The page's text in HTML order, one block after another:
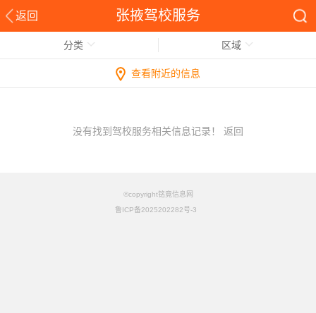
返回 张掖驾校服务
分类 区域
查看附近的信息
没有找到驾校服务相关信息记录！ 返回
©copyright铭竟信息网
鲁ICP备2025202282号-3